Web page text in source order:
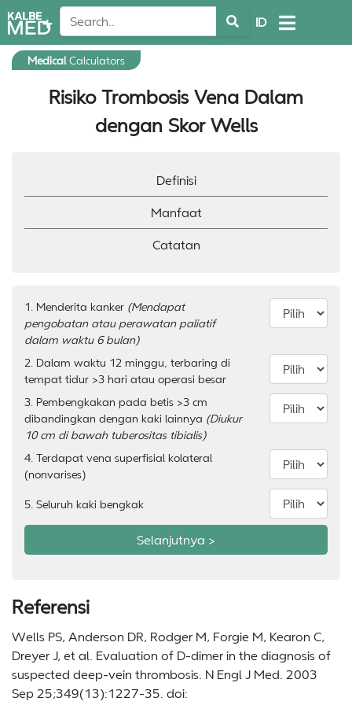
ID
MedicalCalculators
Risiko Trombosis Vena Dalam
dengan Skor Wells
Definisi
Manfaat
Catatan
1. Menderita kanker (Mendapat
pengobatan atau perawatan paliatif
dalam waktu 6 bulan)
2. Dalam waktu 12 minggu, terbaring di
tempat tidur >3 hari atau operasi besar
3. Pembengkakan pada betis >3 cm
dibandingkan dengan kaki lainnya (Diukur
10 cm di bawah tuberositas tibialis)
4. Terdapat vena superfisial kolateral
(nonvarises)
5. Seluruh kaki bengkak
Selanjutnya >
Referensi
Wells PS, Anderson DR, Rodger M, Forgie M, Kearon C,
Dreyer J, et al. Evaluation of D-dimer in the diagnosis of
suspected deep-vein thrombosis. N Engl J Med. 2003
Sep 25;349(13):1227-35. doi: